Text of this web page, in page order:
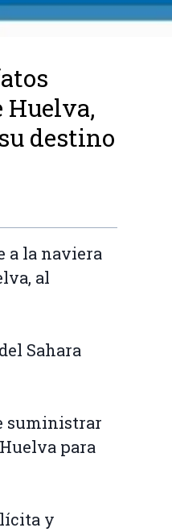
Huelva,
destino
a la naviera
al
Sahara
suministrar
para
y